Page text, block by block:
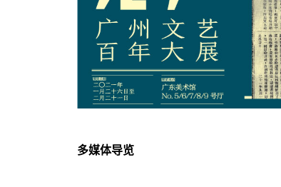
多媒体导览